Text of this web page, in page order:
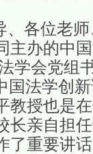
位老师
主办的中
学会党组
国法学创
教授也是
长亲自担
了重要讲